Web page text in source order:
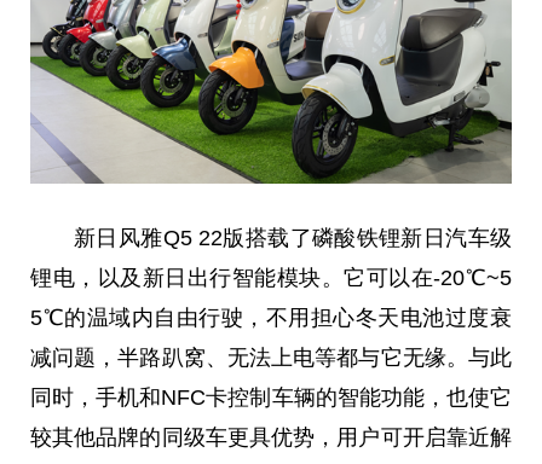
新日风雅Q5 22版搭载了磷酸铁锂新日汽车级
锂电，以及新日出行智能模块。它可以在-20℃~5
5℃的温域内自由行驶，不用担心冬天电池过度衰
减问题，半路趴窝、无法上电等都与它无缘。与此
同时，手机和NFC卡控制车辆的智能功能，也使它
较其他品牌的同级车更具优势，用户可开启靠近解